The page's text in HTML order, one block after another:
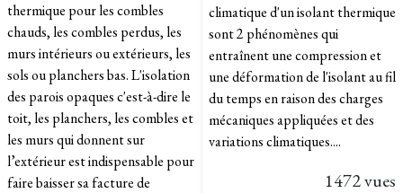
thermique pour les combles
chauds, les combles perdus, les
murs intérieurs ou extérieurs, les
sols ou planchers bas. L'isolation
des parois opaques c'est-à-dire le
toit, les planchers, les combles et
les murs qui donnent sur
l’extérieur est indispensable pour
faire baisser sa facture de
climatique d'un isolant thermique
sont 2 phénomènes qui
entraînent une compression et
une déformation de l'isolant au fil
du temps en raison des charges
mécaniques appliquées et des
variations climatiques....
1472 vues